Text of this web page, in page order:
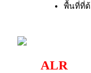
พื้นที่ที่ต้
ALR